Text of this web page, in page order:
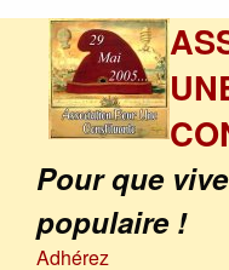
Pour que
populaire !
Adhérez